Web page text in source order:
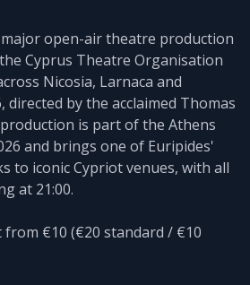
open-air theatre production
Cyprus Theatre Organisation
Nicosia, Larnaca and
directed by the acclaimed Thomas
is part of the Athens
and brings one of Euripides'
to iconic Cypriot venues, with all
at 21:00.
€10 (€20 standard / €10